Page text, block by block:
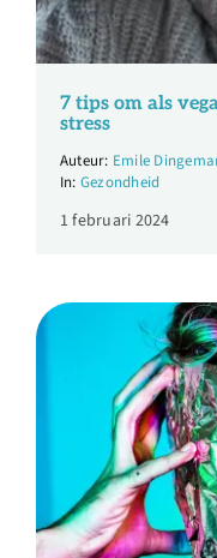
Over ons
Ondernemer
Contact
Shop
7 tips om als
stress
Emile
Gezondheid
1 februari 2024